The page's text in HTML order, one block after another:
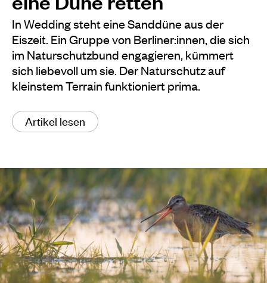
In Wedding steht eine Sanddüne aus der
Eiszeit. Ein Gruppe von Berliner:innen, die sich
im Naturschutzbund engagieren, kümmert
sich liebevoll um sie. Der Naturschutz auf
kleinstem Terrain funktioniert prima.
Artikel lesen